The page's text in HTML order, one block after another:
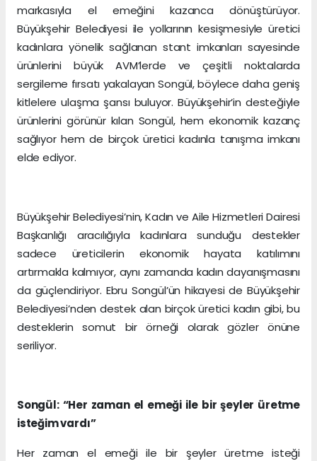
markasıyla el emeğini kazanca dönüştürüyor.
Büyükşehir Belediyesi ile yollarının kesişmesiyle üretici
kadınlara yönelik sağlanan stant imkanları sayesinde
ürünlerini büyük AVM’lerde ve çeşitli noktalarda
sergileme fırsatı yakalayan Songül, böylece daha geniş
kitlelere ulaşma şansı buluyor. Büyükşehir’in desteğiyle
ürünlerini görünür kılan Songül, hem ekonomik kazanç
sağlıyor hem de birçok üretici kadınla tanışma imkanı
elde ediyor.
Büyükşehir Belediyesi’nin, Kadın ve Aile Hizmetleri Dairesi
Başkanlığı aracılığıyla kadınlara sunduğu destekler
sadece üreticilerin ekonomik hayata katılımını
artırmakla kalmıyor, aynı zamanda kadın dayanışmasını
da güçlendiriyor. Ebru Songül’ün hikayesi de Büyükşehir
Belediyesi’nden destek alan birçok üretici kadın gibi, bu
desteklerin somut bir örneği olarak gözler önüne
seriliyor.
Songül: “Her zaman el emeği ile bir şeyler üretme
isteğim vardı”
Her zaman el emeği ile bir şeyler üretme isteği